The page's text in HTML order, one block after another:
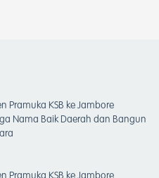
Pramuka KSB ke Jambore
Nama Baik Daerah dan Bangun
Pramuka KSB ke Jambore